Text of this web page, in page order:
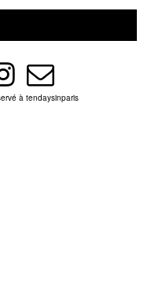
à tendaysinparis